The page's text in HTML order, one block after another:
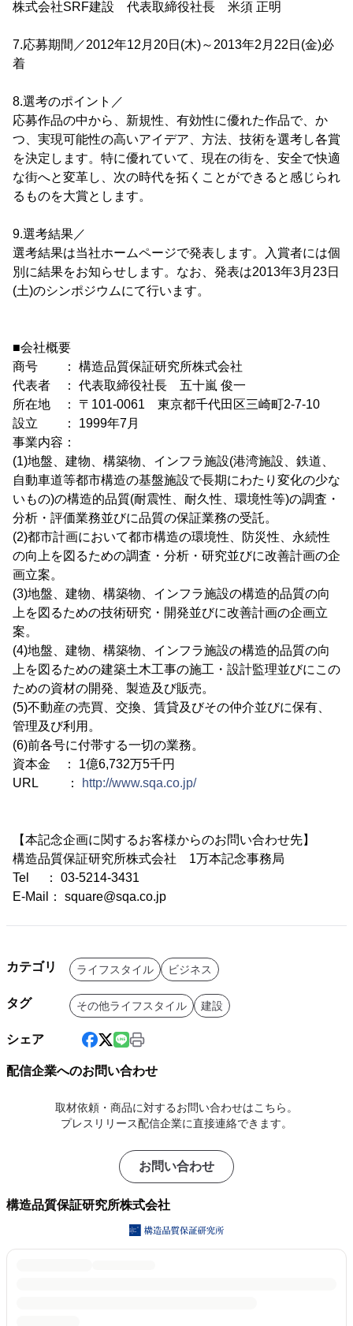
株式会社SRF建設 代表取締役社長 米須 正明
7.応募期間／2012年12月20日(木)～2013年2月22日(金)必
着
8.選考のポイント／
応募作品の中から、新規性、有効性に優れた作品で、か
つ、実現可能性の高いアイデア、方法、技術を選考し各賞
を決定します。特に優れていて、現在の街を、安全で快適
な街へと変革し、次の時代を拓くことができると感じられ
るものを大賞とします。
9.選考結果／
選考結果は当社ホームページで発表します。入賞者には個
別に結果をお知らせします。なお、発表は2013年3月23日
(土)のシンポジウムにて行います。
■会社概要
商号 ： 構造品質保証研究所株式会社
代表者 ： 代表取締役社長 五十嵐 俊一
所在地 ： 〒101-0061 東京都千代田区三崎町2-7-10
設立 ： 1999年7月
事業内容：
(1)地盤、建物、構築物、インフラ施設(港湾施設、鉄道、
自動車道等都市構造の基盤施設で長期にわたり変化の少な
いもの)の構造的品質(耐震性、耐久性、環境性等)の調査・
分析・評価業務並びに品質の保証業務の受託。
(2)都市計画において都市構造の環境性、防災性、永続性
の向上を図るための調査・分析・研究並びに改善計画の企
画立案。
(3)地盤、建物、構築物、インフラ施設の構造的品質の向
上を図るための技術研究・開発並びに改善計画の企画立
案。
(4)地盤、建物、構築物、インフラ施設の構造的品質の向
上を図るための建築土木工事の施工・設計監理並びにこの
ための資材の開発、製造及び販売。
(5)不動産の売買、交換、賃貸及びその仲介並びに保有、
管理及び利用。
(6)前各号に付帯する一切の業務。
資本金 ： 1億6,732万5千円
URL ：
http://www.sqa.co.jp/
【本記念企画に関するお客様からのお問い合わせ先】
構造品質保証研究所株式会社 1万本記念事務局
Tel ： 03-5214-3431
E-Mail： square@sqa.co.jp
カテゴリ ライフスタイル ビジネス
タグ その他ライフスタイル 建設
シェア
配信企業へのお問い合わせ
取材依頼・商品に対するお問い合わせはこちら。
プレスリリース配信企業に直接連絡できます。
お問い合わせ
構造品質保証研究所株式会社